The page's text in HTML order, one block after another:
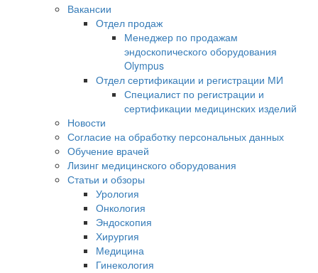
Вакансии
Отдел продаж
Менеджер по продажам
эндоскопического оборудования
Olympus
Отдел сертификации и регистрации МИ
Специалист по регистрации и
сертификации медицинских изделий
Новости
Согласие на обработку персональных данных
Обучение врачей
Лизинг медицинского оборудования
Статьи и обзоры
Урология
Онкология
Эндоскопия
Хирургия
Медицина
Гинекология